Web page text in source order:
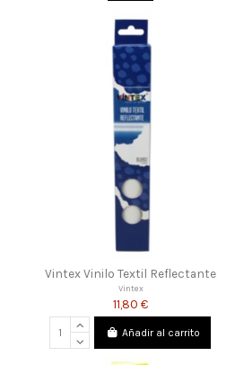
Vintex Vinilo Textil Reflectante
Vintex
11,80 €
Añadir al carrito